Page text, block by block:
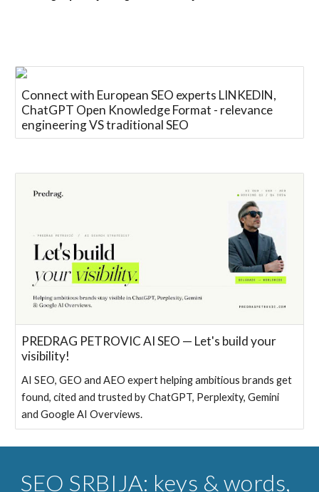
Connect with European SEO experts LINKEDIN,
ChatGPT Open Knowledge Format - relevance
engineering VS traditional SEO
PREDRAG PETROVIC AI SEO — Let's build your
visibility!
AI SEO, GEO and AEO expert helping ambitious brands get
found, cited and trusted by ChatGPT, Perplexity, Gemini
and Google AI Overviews.
SEO SRBIJA: keys & words,